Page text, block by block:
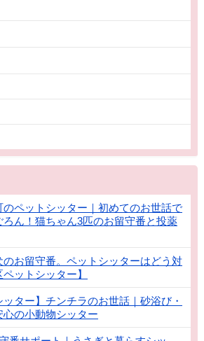
のペットシッター｜初めてのお世話で
ろん！猫ちゃん3匹のお留守番と投薬
お留守番。ペットシッターはどう対
ットシッター】
ッター】チンチラのお世話｜砂浴び・
の小動物シッター